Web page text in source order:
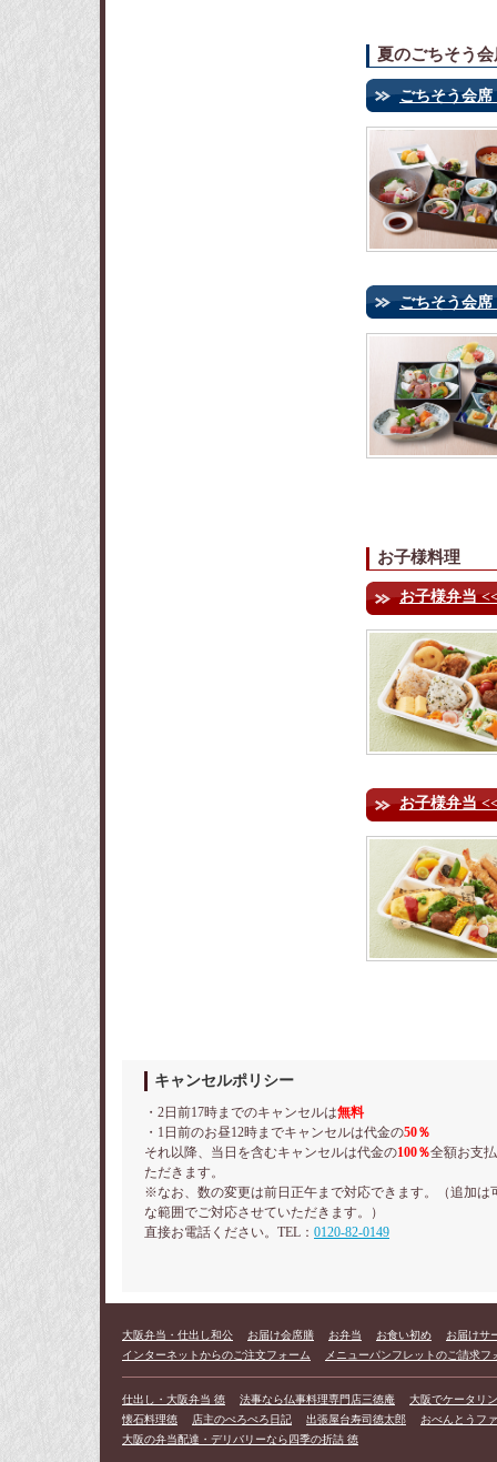
夏のごちそう会
ごちそう会
ごちそう会
お子様料理
お子様弁当
お子様弁当
キャンセルポリシー
・2日前17時までのキャンセルは無料
・1日前のお昼12時までキャンセルは代金の50％
それ以降、当日を含むキャンセルは代金の100％全額お支
ただきます。
※なお、数の変更は前日正午まで対応できます。（追加は
な範囲でご対応させていただきます。）
直接お電話ください。TEL： 0120-82-0149
大阪弁当・仕出し和公 お届け会席膳 お弁当 お食い初め
お届けサ
インターネットからのご注文フォーム
メニューパンフレットのご請求フ
仕出し・大阪弁当 徳 法事なら仏事料理専門店三徳庵
大阪でケータリ
懐石料理徳
店主のぺろぺろ日記 出張屋台寿司徳太郎
おべんとうフ
大阪の弁当配達・デリバリーなら四季の折詰 徳